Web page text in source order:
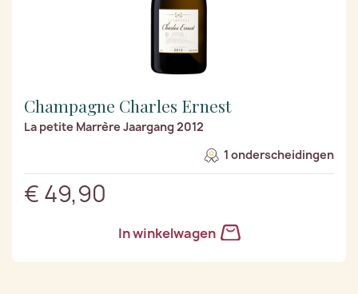
Champagne Charles Ernest
La petite Marrère Jaargang 2012
1 onderscheidingen
€ 49,90
In winkelwagen